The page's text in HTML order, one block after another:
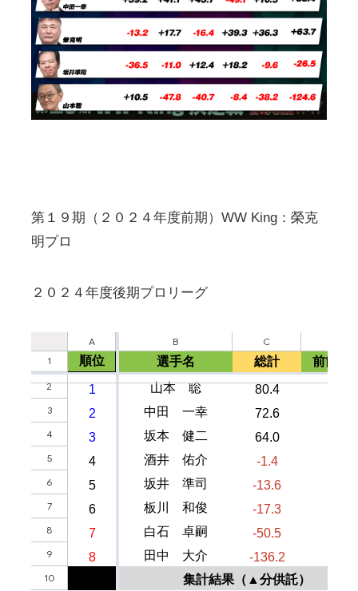
第１９期（２０２４年度前期）WW King：榮克
明プロ
２０２４年度後期プロリーグ